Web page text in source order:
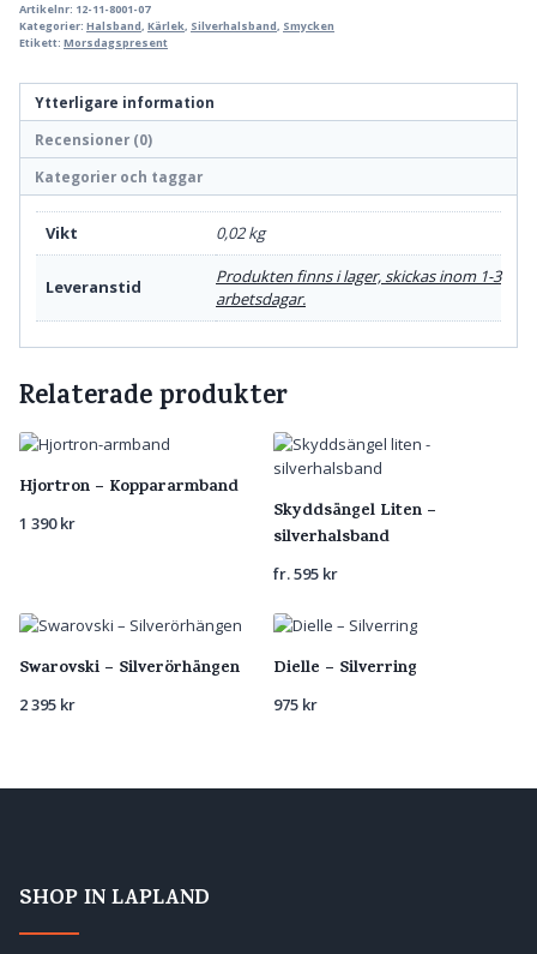
Artikelnr: 12-11-8001-07
Kategorier: Halsband, Kärlek, Silverhalsband, Smycken
Etikett: Morsdagspresent
Ytterligare information
Recensioner (0)
Kategorier och taggar
Vikt 0,02 kg
Leveranstid
Produkten finns i lager, skickas inom 1-3
arbetsdagar.
Relaterade produkter
Hjortron – Koppararmband
1 390kr
Skyddsängel Liten –
silverhalsband
fr.595 kr
Swarovski – Silverörhängen
2 395 kr
Dielle – Silverring
975 kr
SHOP IN LAPLAND